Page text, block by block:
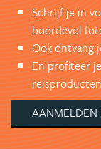
Schrijf je in
boordevol
Ook ontvang
En profiteer
AANMELDEN